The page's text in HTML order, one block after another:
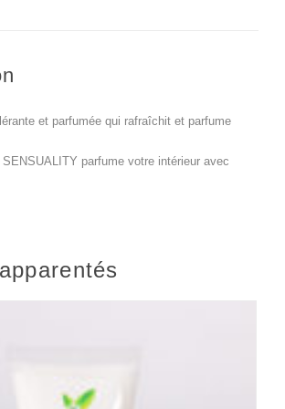
et parfumée qui rafraîchit et parfume
parfume votre intérieur avec